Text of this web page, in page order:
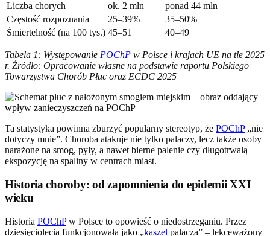
Liczba chorych
ok. 2 mln
ponad 44 mln
Częstość rozpoznania
25–39%
35–50%
Śmiertelność (na 100 tys.) 45–51 40–49
Tabela 1: Występowanie POChP w Polsce i krajach UE na tle 2025
r. Źródło: Opracowanie własne na podstawie raportu Polskiego
Towarzystwa Chorób Płuc oraz ECDC 2025
Ta statystyka powinna zburzyć popularny stereotyp, że POChP„nie
dotyczy mnie”. Choroba atakuje nie tylko palaczy, lecz także osoby
narażone na smog, pyły, a nawet bierne palenie czy długotrwałą
ekspozycję na spaliny w centrach miast.
Historia choroby: od zapomnienia do epidemii XXI
wieku
Historia POChPw Polsce to opowieść o niedostrzeganiu. Przez
dziesięciolecia funkcjonowała jako „kaszel palacza” – lekceważony